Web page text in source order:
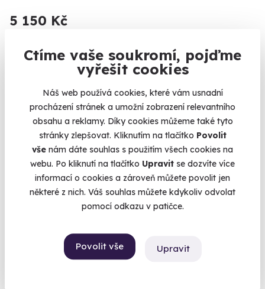
Ctíme vaše soukromí, pojďme
vyřešit cookies
Náš web používá cookies, které vám usnadní
procházení stránek a umožní zobrazení relevantního
obsahu a reklamy. Díky cookies můžeme také tyto
stránky zlepšovat. Kliknutím na tlačítko Povolit
vše nám dáte souhlas s použitím všech cookies na
webu. Po kliknutí na tlačítko Upravit se dozvíte více
informací o cookies a zároveň můžete povolit jen
některé z nich. Váš souhlas můžete kdykoliv odvolat
pomocí odkazu v patičce.
Povolit vše Upravit
5 150 Kč
9.8(17)
Extrémní kurz přežití
Česká Kubice (Domažlice)